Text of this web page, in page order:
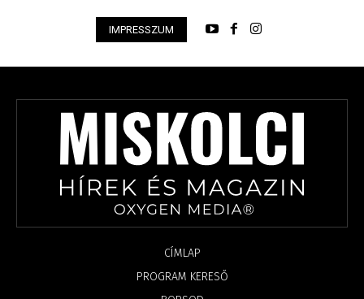
IMPRESSZUM
CÍMLAP
PROGRAM KERESŐ